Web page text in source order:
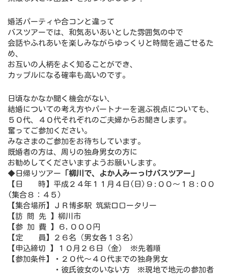
婚活パーティや合コンと違って
バスツアーでは、和気あいあいとした雰囲気の中で
会話やふれあいを楽しみながらゆっくりと時間を過ごせるた
め、
お互いの人柄をよく知ることができ、
カップルになる確率も高いのです。
日頃なかなか聞く機会がない、
結婚についての考え方やパートナーを選ぶ視点についても、
５０代、４０代それぞれのご夫婦からお聞きします。
奮ってご参加ください。
みなさまのご参加をお待ちしています。
既婚者の方は、周りの独身男女の方に
お勧めしてくださいますようお願いします。
◆日帰りツアー 「柳川で、よか人みーっけバスツアー」
【日 時】平成２４年１１月４日(日)９:００～１８:００
(集合８：４５)
【集合場所】ＪＲ博多駅 筑紫口ロータリー
【訪 問 先 】柳川市
【参 加 費 】６,０００円
【定 員】２６名（男女各１３名）
【申込締切 】１０月２６日（金） ※先着順
【参加条件】・２０代～４０代までの独身男女
・彼氏彼女のいない方 ※現地で地元の参加者